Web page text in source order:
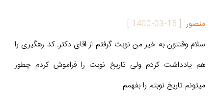
منصور [
1400-03-15
]
سلام وقتتون به خیر من نوبت گرفتم از اقای دکتر. کد رهگیری را
هم یادداشت کردم ولی تاریخ نوبت را فراموش کردم چطور
میتونم تاریخ نوبتم را بفهمم